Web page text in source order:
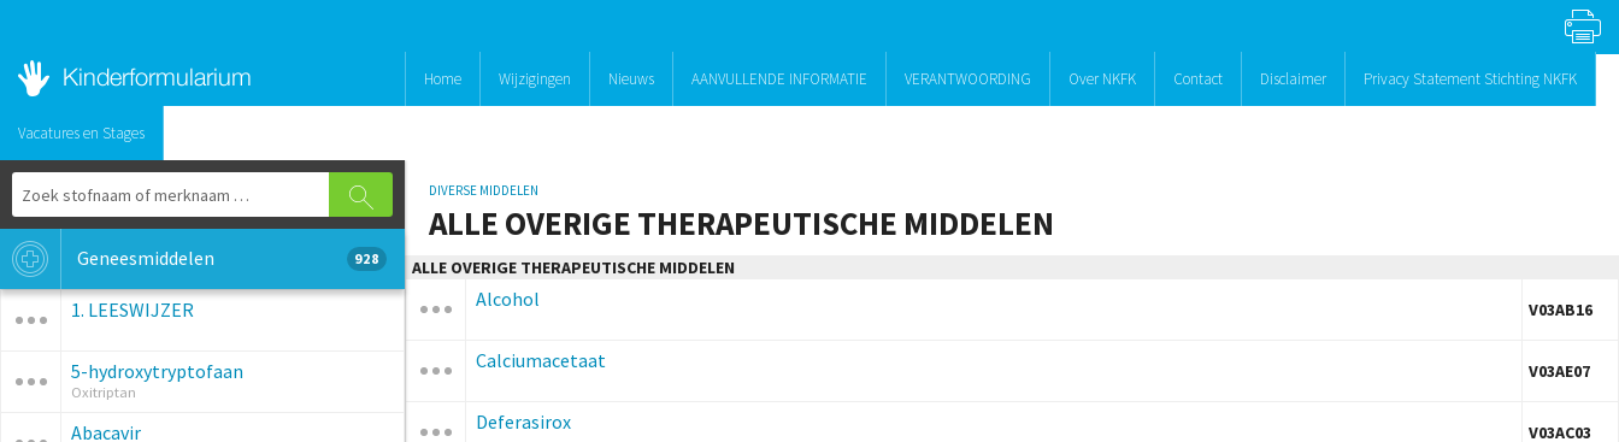
Home Wijzigingen Nieuws AANVULLENDE INFORMATIE VERANTWOORDING Over NKFK Contact Disclaimer Privacy Statement Stichting NKFK
Vacatures en Stages
Geneesmiddelen 928
1. LEESWIJZER
5-hydroxytryptofaan
Oxitriptan
Abacavir
DIVERSE MIDDELEN
ALLE OVERIGE THERAPEUTISCHE MIDDELEN
ALLE OVERIGE THERAPEUTISCHE MIDDELEN
Alcohol V03AB16
Calciumacetaat V03AE07
Deferasirox V03AC03